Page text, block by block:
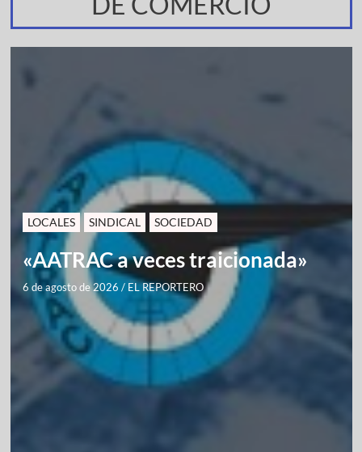
LOCALES SINDICAL SOCIEDAD
«AATRAC a veces traicionada»
6 de agosto de 2026 / EL REPORTERO